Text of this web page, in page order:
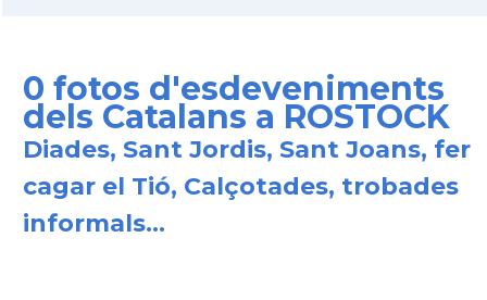
0 fotos d'esdeveniments
dels Catalans a ROSTOCK
Diades, Sant Jordis, Sant Joans, fer
cagar el Tió, Calçotades, trobades
informals...